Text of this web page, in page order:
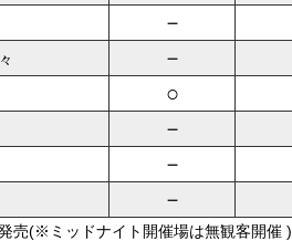
－
－
○
－
－
－
売(※ミッドナイト開催場は無観客